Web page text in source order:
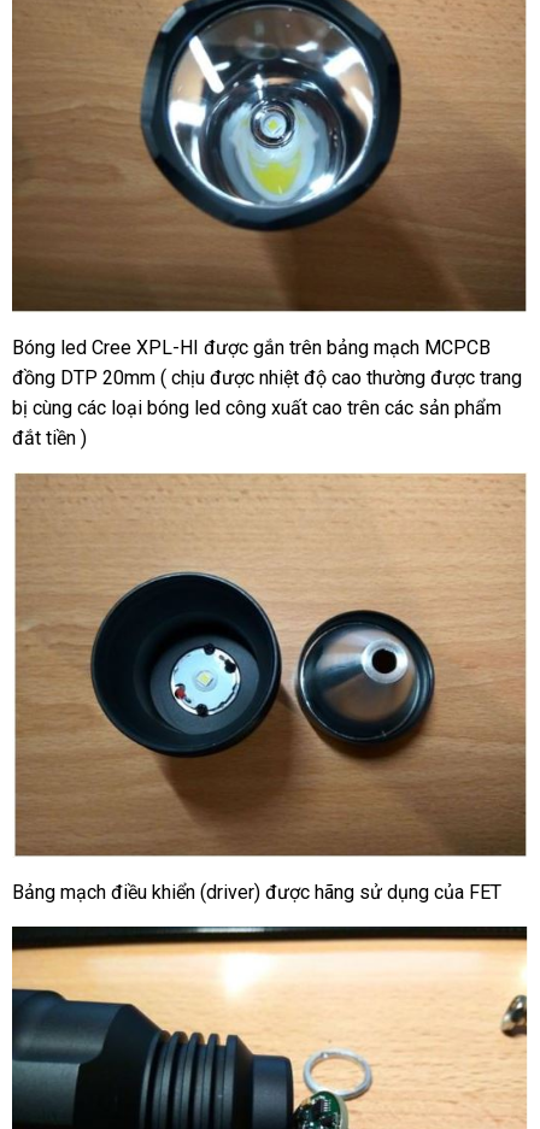
Bóng led Cree XPL-HI được gắn trên bảng mạch MCPCB
đồng DTP 20mm ( chịu được nhiệt độ cao thường được trang
bị cùng các loại bóng led công xuất cao trên các sản phẩm
đắt tiền )
Bảng mạch điều khiển (driver) được hãng sử dụng của FET